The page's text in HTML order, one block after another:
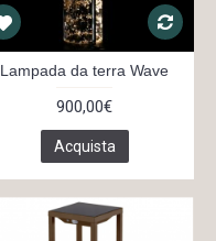
Lampada da terra Wave
900,00€
Acquista